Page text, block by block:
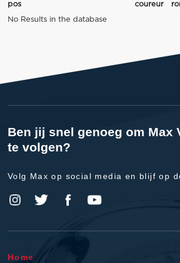
pos coureur
No Results in the database
Ben jij snel genoeg om Max
te volgen?
Volg Max op social media en blijf op
Home